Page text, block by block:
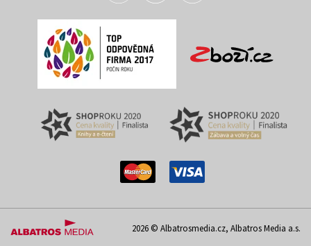
2026 © Albatrosmedia.cz, Albatros Media a.s.